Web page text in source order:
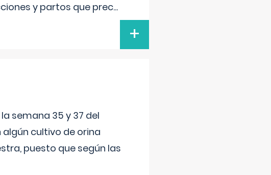
y partos que prec...
+
semana 35 y 37 del
cultivo de orina
puesto que según las